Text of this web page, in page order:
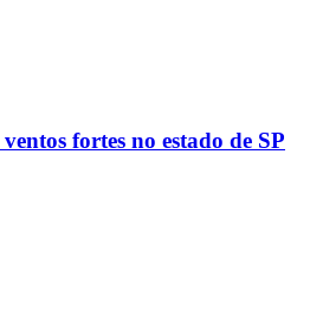
fortes no estado de SP